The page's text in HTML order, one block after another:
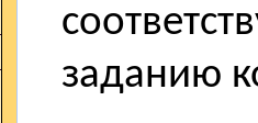
заданию